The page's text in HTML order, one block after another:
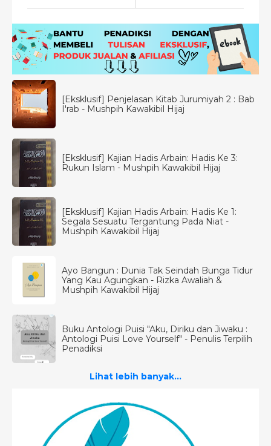
[Eksklusif] Penjelasan Kitab Jurumiyah 2 : Bab
I'rab - Mushpih Kawakibil Hijaj
[Eksklusif] Kajian Hadis Arbain: Hadis Ke 3:
Rukun Islam - Mushpih Kawakibil Hijaj
[Eksklusif] Kajian Hadis Arbain: Hadis Ke 1:
Segala Sesuatu Tergantung Pada Niat -
Mushpih Kawakibil Hijaj
Ayo Bangun : Dunia Tak Seindah Bunga Tidur
Yang Kau Agungkan - Rizka Awaliah &
Mushpih Kawakibil Hijaj
Buku Antologi Puisi "Aku, Diriku dan Jiwaku :
Antologi Puisi Love Yourself" - Penulis Terpilih
Penadiksi
Lihat lebih banyak...